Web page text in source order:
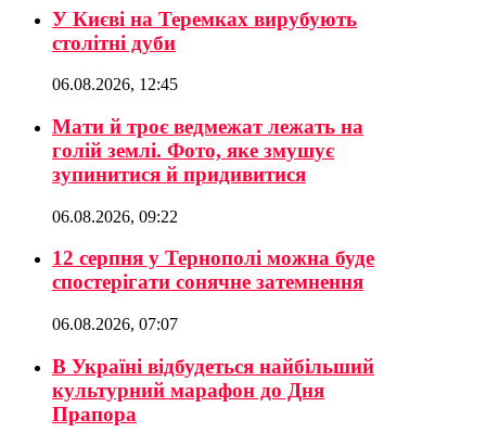
У Києві на Теремках вирубують
столітні дуби
06.08.2026, 12:45
Мати й троє ведмежат лежать на
голій землі. Фото, яке змушує
зупинитися й придивитися
06.08.2026, 09:22
12 серпня у Тернополі можна буде
спостерігати сонячне затемнення
06.08.2026, 07:07
В Україні відбудеться найбільший
культурний марафон до Дня
Прапора